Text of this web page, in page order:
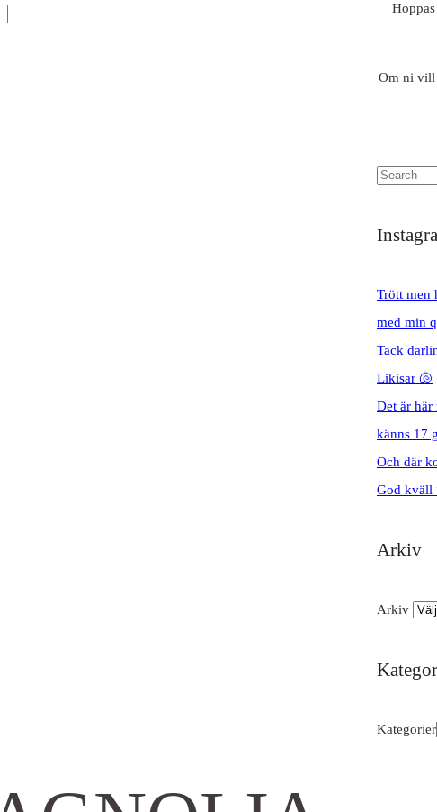
Om ni vill
Trött men
med min
Tack
Likisar 🐚
Det är här
känns 17
Och där
God kväll
Arkiv
Arkiv
Kategorier